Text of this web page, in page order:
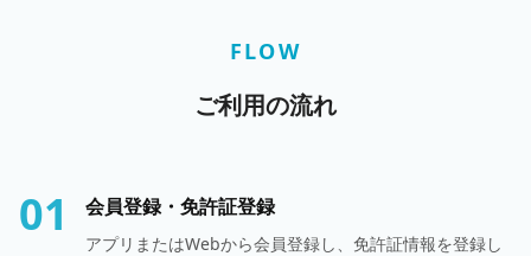
FLOW
ご利用の流れ
01 会員登録・免許証登録
アプリまたはWebから会員登録し、免許証情報を登録し